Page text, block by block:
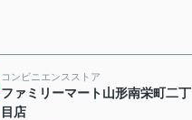
コンビニエンスストア
ファミリーマート山形南栄町二丁
目店